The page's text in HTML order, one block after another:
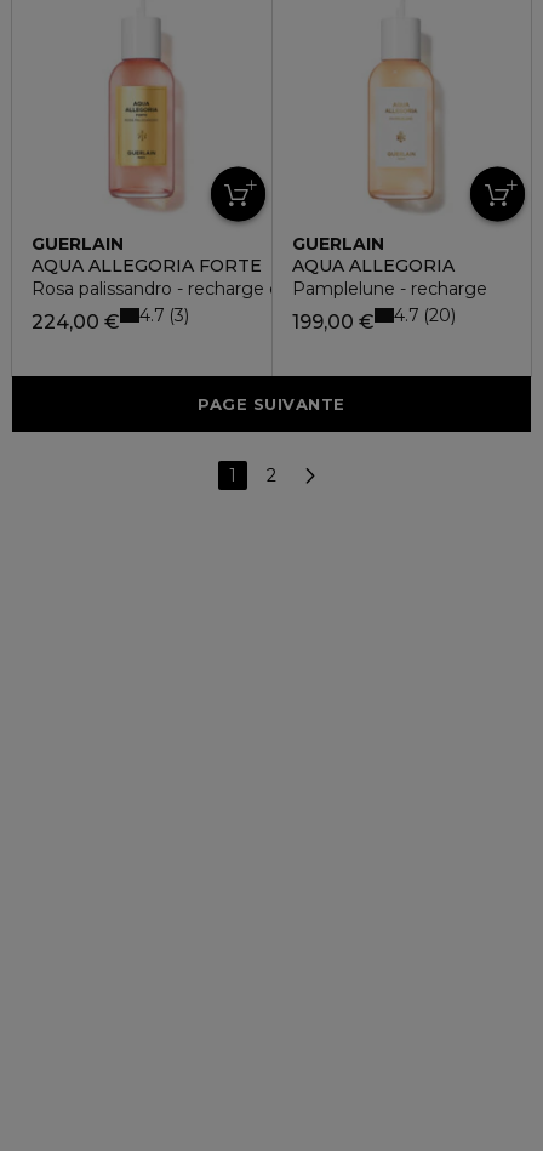
GUERLAIN
AQUA ALLEGORIA FORTE
Rosa palissandro - recharge eau de parfum
224,00 € 4.7 3
GUERLAIN
AQUA ALLEGORIA
Pamplelune - recharge
199,00 € 4.7 20
PAGE SUIVANTE
1 2